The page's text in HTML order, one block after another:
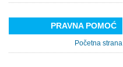
PRAVNA POMOĆ
Početna strana